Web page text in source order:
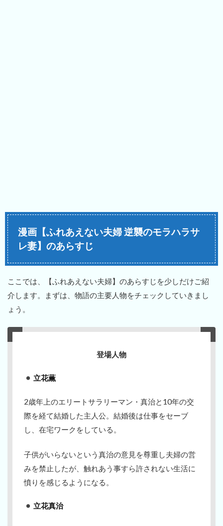
漫画【ふれあえない夫婦 逆襲のモラハラサ
レ妻】のあらすじ
ここでは、【ふれあえない夫婦】のあらすじを少しだけご紹
介します。まずは、物語の主要人物をチェックしていきまし
ょう。
登場人物
立花薫
2歳年上のエリートサラリーマン・真治と10年の交
際を経て結婚した主人公。結婚後は仕事をセーブ
し、在宅ワークをしている。
子供がいらないという真治の意見を尊重し夫婦の営
みを禁止したが、触れあう事すら許されない生活に
憤りを感じるようになる。
立花真治